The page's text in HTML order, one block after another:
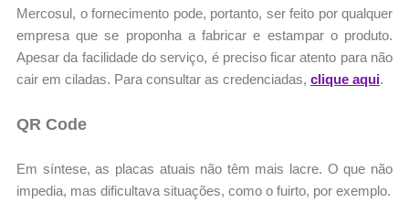
Mercosul, o fornecimento pode, portanto, ser feito por qualquer
empresa que se proponha a fabricar e estampar o produto.
Apesar da facilidade do serviço, é preciso ficar atento para não
cair em ciladas. Para consultar as credenciadas, clique aqui.
QR Code
Em síntese, as placas atuais não têm mais lacre. O que não
impedia, mas dificultava situações, como o fuirto, por exemplo.